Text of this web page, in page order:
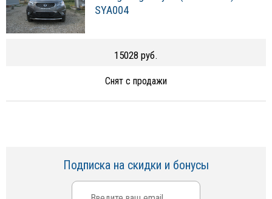
SYA004
15028 руб.
Снят с продажи
Подписка на скидки и бонусы